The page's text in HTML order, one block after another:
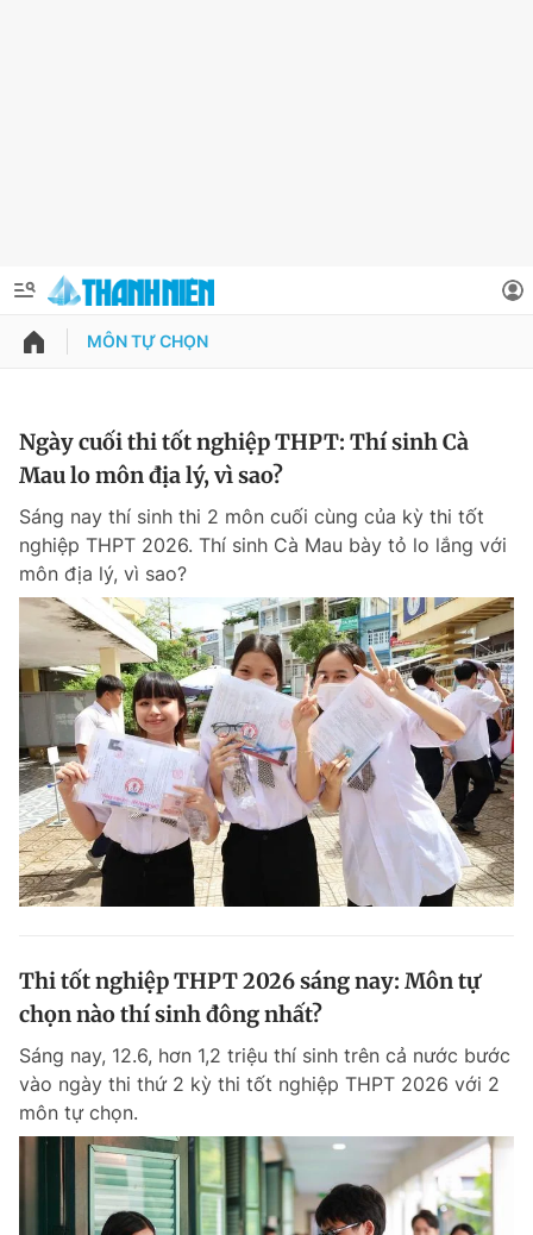
QUẢNG CÁO ĐẶT BÁO
Chuyên mục khác
Chào ngày mới Tin 24h
Tin thị trường Tin 360
Video Magazine
Sản phẩm khác
Tiện ích Bạn cần biết
Thông tin tòa soạn Liên hệ quảng cáo
Đọc Thanh Niên trên điện thoại
Thông tin tài khoản
Đổi mật khẩu
Tin đã lưu
Tin đã xem
Đăng xuất
MÔN TỰ CHỌN
Ngày cuối thi tốt nghiệp THPT: Thí sinh Cà
Mau lo môn địa lý, vì sao?
Sáng nay thí sinh thi 2 môn cuối cùng của kỳ thi tốt
nghiệp THPT 2026. Thí sinh Cà Mau bày tỏ lo lắng với
môn địa lý, vì sao?
Thi tốt nghiệp THPT 2026 sáng nay: Môn tự
chọn nào thí sinh đông nhất?
Sáng nay, 12.6, hơn 1,2 triệu thí sinh trên cả nước bước
vào ngày thi thứ 2 kỳ thi tốt nghiệp THPT 2026 với 2
môn tự chọn.